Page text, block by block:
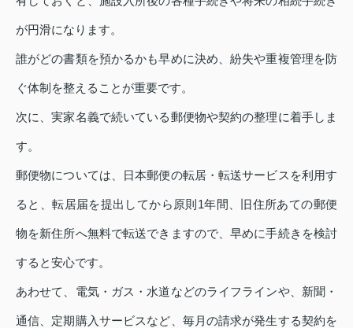
が円滑になります。
誰がどの書類を預かるかも早めに決め、紛失や重複管理を防
ぐ体制を整えることが重要です。
次に、実家名義で続いている郵便物や契約の整理に着手しま
す。
郵便物については、日本郵便の転居・転送サービスを利用す
ると、転居届を提出してから原則1年間、旧住所あての郵便
物を新住所へ無料で転送できますので、早めに手続きを検討
すると安心です。
あわせて、電気・ガス・水道などのライフラインや、新聞・
通信、定期購入サービスなど、毎月の請求が発生する契約を